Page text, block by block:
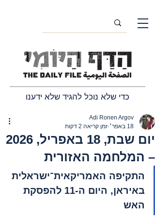
כדי שלא נוכל להגיד שלא ידענו
יום שבת, 18 באפריל, 2026
– המלחמה האזורית
Adi Ronen Argov
18 באפר׳
זמן קריאה 2 דקות
התקיפה האמריקאית־ישראלית
באיראן, היום ה-11 להפסקת
האש